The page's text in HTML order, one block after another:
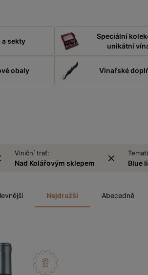
a sekty
Speciální
unikátní
obaly Vinařské
Viniční trať:
Nad Kolářovým sklepem Blue
Nejdražší Abecedně